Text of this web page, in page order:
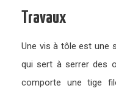
Travaux
Une vis à tôle est une
qui sert à serrer des
comporte une tige